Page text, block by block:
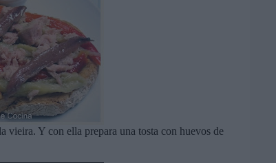
vieira. Y con ella prepara una tosta con huevos de